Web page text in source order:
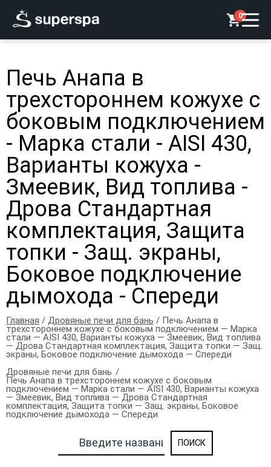
0
Печь Анапа в
трехстороннем кожухе с
боковым подключением
- Марка стали - AISI 430,
Варианты кожуха -
Змеевик, Вид топлива -
Дрова Стандартная
комплектация, Защита
топки - Защ. экраны,
Боковое подключение
дымохода - Спереди
Главная / Дровяные печи для бань / Печь Анапа в
трехстороннем кожухе с боковым подключением — Марка
стали — AISI 430, Варианты кожуха — Змеевик, Вид топлива
— Дрова Стандартная комплектация, Защита топки — Защ.
экраны, Боковое подключение дымохода — Спереди
Дровяные печи для бань
Печь Анапа в трехстороннем кожухе с боковым
подключением — Марка стали — AISI 430, Варианты кожуха
— Змеевик, Вид топлива — Дрова Стандартная
комплектация, Защита топки — Защ. экраны, Боковое
подключение дымохода — Спереди